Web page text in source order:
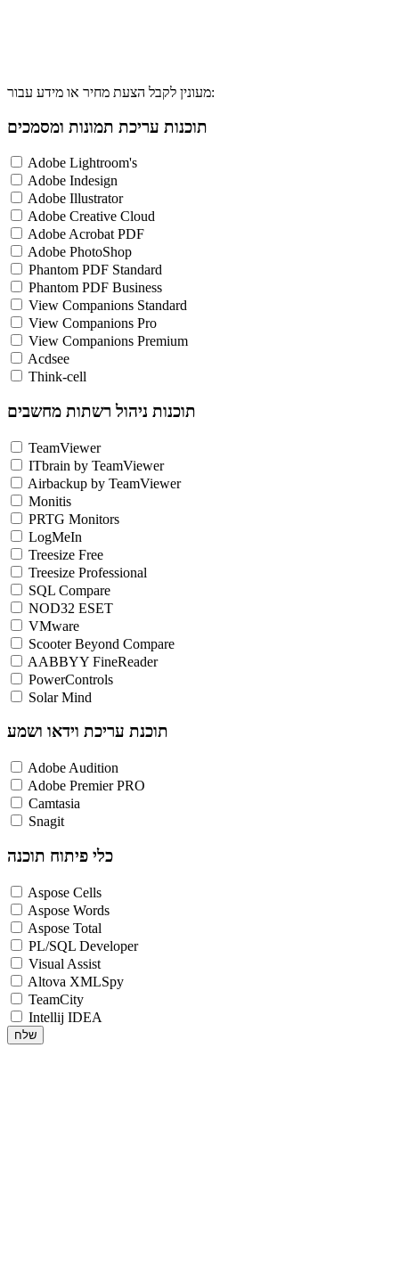
מעונין לקבל הצעת מחיר או מידע עבור:
תוכנות עריכת תמונות ומסמכים
Adobe Lightroom's
Adobe Indesign
Adobe Illustrator
Adobe Creative Cloud
Adobe Acrobat PDF
Adobe PhotoShop
Phantom PDF Standard
Phantom PDF Business
View Companions Standard
View Companions Pro
View Companions Premium
Acdsee
Think-cell
תוכנות ניהול רשתות מחשבים
TeamViewer
ITbrain by TeamViewer
Airbackup by TeamViewer
Monitis
PRTG Monitors
LogMeIn
Treesize Free
Treesize Professional
SQL Compare
NOD32 ESET
VMware
Scooter Beyond Compare
AABBYY FineReader
PowerControls
Solar Mind
תוכנת עריכת וידאו ושמע
Adobe Audition
Adobe Premier PRO
Camtasia
Snagit
כלי פיתוח תוכנה
Aspose Cells
Aspose Words
Aspose Total
PL/SQL Developer
Visual Assist
Altova XMLSpy
TeamCity
Intellij IDEA